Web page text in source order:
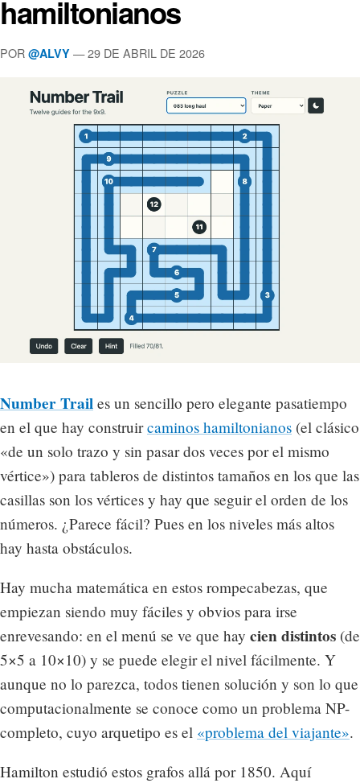
hamiltonianos
POR @ALVY — 29 DE ABRIL DE 2026
Number Trail es un sencillo pero elegante pasatiempo
en el que hay construircaminos hamiltonianos (el clásico
«de un solo trazo y sin pasar dos veces por el mismo
vértice») para tableros de distintos tamaños en los que las
casillas son los vértices y hay que seguir el orden de los
números. ¿Parece fácil? Pues en los niveles más altos
hay hasta obstáculos.
Hay mucha matemática en estos rompecabezas, que
empiezan siendo muy fáciles y obvios para irse
enrevesando: en el menú se ve que hay cien distintos (de
5×5 a 10×10) y se puede elegir el nivel fácilmente. Y
aunque no lo parezca, todos tienen solución y son lo que
computacionalmente se conoce como un problema NP-
completo, cuyo arquetipo es el «problema del viajante».
Hamilton estudió estos grafos allá por 1850. Aquí